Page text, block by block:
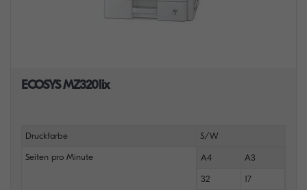
ECOSYS MZ3201ix
Druckfarbe S/W
Seiten pro Minute A4 A3
32 17